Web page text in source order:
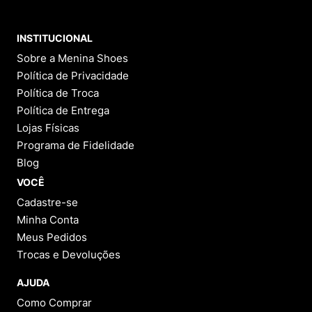
Modelos de Tênis Adidas Originals: Os Ícones
que Você Precisa Ter
A Adidas Originals é famosa por trazer de volta modelos
que se tornaram lendas. Conheça os mais populares e
qualquer lugar do mundo.
jogadores de futebol a treinarem em superfícies
Atualmente, o Samba é um dos tênis mais
desejados, combinando perfeitamente com looks
casuais e até com alfaiataria.
Adidas Gazelle: Lançado em 1966 como um tênis
de treino, o Gazelle rapidamente foi adotado por
macia e oferece um visual retrô inconfundível. É
INSTITUCIONAL
Sobre a Menina Shoes
Política de Privacidade
Política de Troca
Política de Entrega
Lojas Físicas
Programa de Fidelidade
Blog
VOCÊ
Cadastre-se
Minha Conta
Meus Pedidos
Trocas e Devoluções
AJUDA
Como Comprar